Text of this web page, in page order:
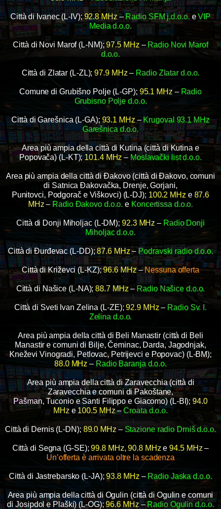
Città di Ivanec (L-IV);92.8 MHz–Radio SFM j.d.o.o.eVIP
Media d.o.o.
Città di Novi Marof (L-NM);97.5 MHz – Radio Novi Marof
d.o.o.
Città di Zlatar (L-ZL);97.9 MHz – Radio Zlatar d.o.o.
Comune di Grubišno Polje (L-GP); 95.1 MHz – Radio
Grubisno Polje d.o.o.
Città di Garešnica (L-GA); 93.1 MHz –Krugoval 93.1 MHz
Garešnica d.o.o.
Area più ampia della città di Kutina (città di Kutina e
Popovača) (L-KT);101.4 MHz– Moslavački list d.o.o.
Area più ampia della città di Đakovo (città di Đakovo, comuni
di Satnica Đakovačka, Drenje, Gorjani,
Punitovci, Podgorač e Viškovci) (L-DJ); 100.2 MHz e 87.6
MHz – Radio Đakovo d.o.o. e Koncertissa d.o.o.
Città di Donji Miholjac (L-DM); 92.3 MHz – Radio Donji
Miholjac d.o.o.
Città di Đurđevac (L-DD);87.6 MHz– Podravski radio d.o.o.
Città di Križevci (L-KZ);96.6 MHz–Nessuna offerta
Città di Našice (L-NA);88.7 MHz – Radio Našice d.o.o.
Città di Sveti Ivan Zelina (L-ZE);92.9 MHz – Radio Sv. I.
Zelina d.o.o.
Area più ampia della città di Beli Manastir (città di Beli
Manastir e comuni di Bilje, Čeminac, Darda, Jagodnjak,
Kneževi Vinogradi, Petlovac, Petrijevci e Popovac) (L-BM);
88.0 MHz – Radio Baranja d.o.o.
Area più ampia della città di Zaravecchia (città di
Zaravecchia e comuni di Pakoštane,
Pašman, Tuconio e Santi Filippo e Giacomo) (L-BI);94.0
MHz e 100.5 MHz–Croata d.o.o.
Città di Dernis (L-DN); 89.0 MHz– Stazione radio Drniš d.o.o.
Città di Segna (G-SE);99.8 MHz, 90.8 MHz e94.5 MHz –
Un’offerta è arrivata oltre la scadenza
Città di Jastrebarsko (L-JA);93.8 MHz – Radio Jaska d.o.o.
Area più ampia della città di Ogulin (città di Ogulin e comuni
di Josipdol e Plaški) (L-OG);96.6 MHz–Radio Ogulin d.o.o.